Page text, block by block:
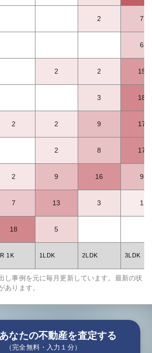
2 7
6
2 2 15
3 18
2 2 9 17
2 8 17
2 9 16 9
7 13 3 1
18 5
1K 1LDK 2LDK 3LDK
し事例を元に毎月更新しています。最新の状
あります。
なたの不動産を査定する
（完全無料・入力１分）